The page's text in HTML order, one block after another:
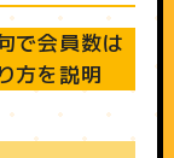
で会員数は
方を説明